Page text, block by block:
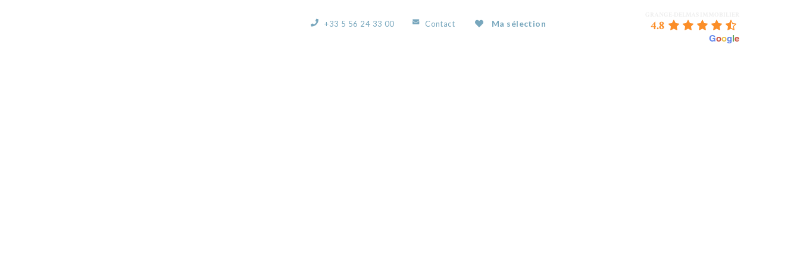
+33 5 56 24 33 00 Contact Ma sélection 4.8
Google